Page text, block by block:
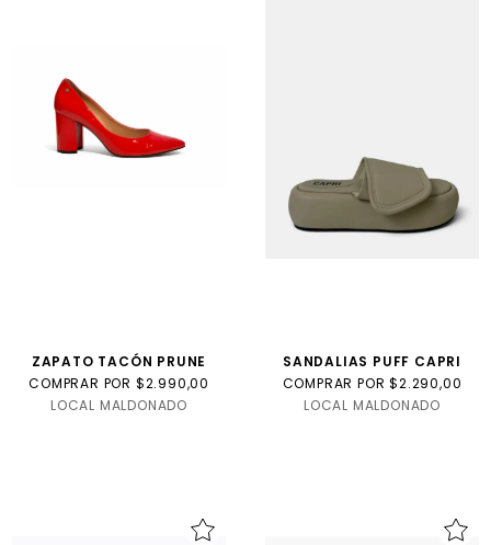
ZAPATO TACÓN PRUNE
COMPRAR POR $2.990,00
LOCAL MALDONADO
SANDALIAS PUFF CAPRI
COMPRAR POR $2.290,00
LOCAL MALDONADO